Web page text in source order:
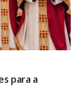
para a